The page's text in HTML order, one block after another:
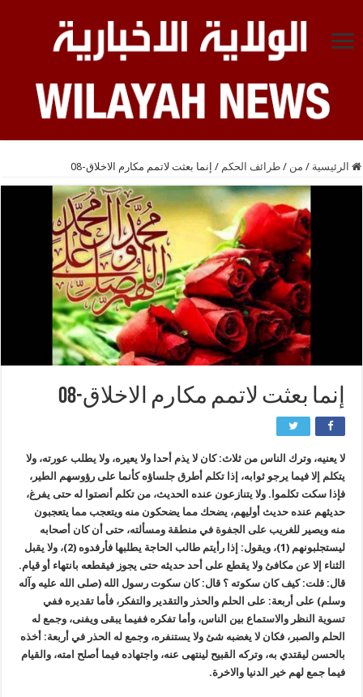
الرئيسية / من / طرائف الحكم / إنما بعثت لاتمم مكارم الاخلاق-08
إنما بعثت لاتمم مكارم الاخلاق-08
لا يعنيه، وترك الناس من ثلاث: كان لا يذم أحدا ولا يعيره، ولا يطلب عورته، ولا
يتكلم إلا فيما يرجو ثوابه، إذا تكلم أطرق جلساؤه كأنما على رؤوسهم الطير،
فإذا سكت تكلموا. ولا يتنازعون عنده الحديث، من تكلم أنصتوا له حتى يفرغ،
حديثهم عنده حديث أوليهم، يضحك مما يضحكون منه ويتعجب مما يتعجبون
منه ويصير للغريب على الجفوة في منطقة ومسألته، حتى أن كان أصحابه
ليستجلبونهم (1)، ويقول: إذا رأيتم طالب الحاجة يطلبها فأرفدوه (2)، ولا يقبل
الثناء إلا عن مكافئ ولا يقطع على أحد حديثه حتى يجوز فيقطعه بانتهاء أو قيام.
قال: قلت: كيف كان سكوته ؟ قال: كان سكوت رسول الله (صلى الله عليه وآله
وسلم) على أربعة: على الحلم والحذر والتقدير والتفكر، فأما تقديره ففي
تسوية النظر والاستماع بين الناس، وأما تفكره ففيما يبقى ويفنى، وجمع له
الحلم والصبر، فكان لا يغضبه شئ ولا يستنفره، وجمع له الحذر في أربعة: أخذه
بالحسن ليقتدي به، وتركه القبيح لينتهى عنه، واجتهاده فيما أصلح امته، والقيام
فيما جمع لهم خير الدنيا والاخرة.